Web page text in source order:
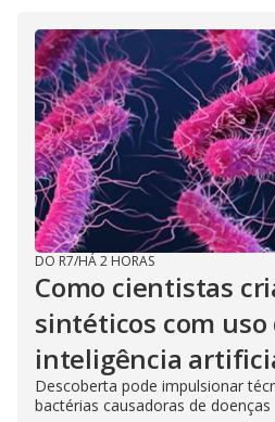
DO R7/HÁ 2 HORAS
Como cientistas
sintéticos com uso
inteligência
Descoberta pode impulsionar
bactérias causadoras de doenças